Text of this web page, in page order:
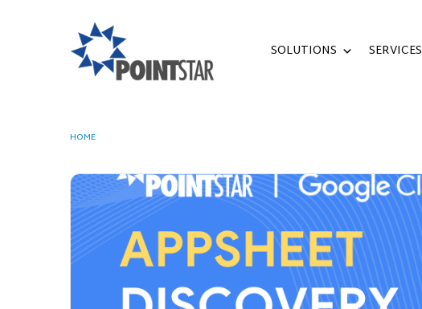
SOLUTIONS SERVICES
HOME